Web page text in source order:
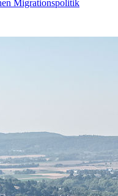
Migrationspolitik